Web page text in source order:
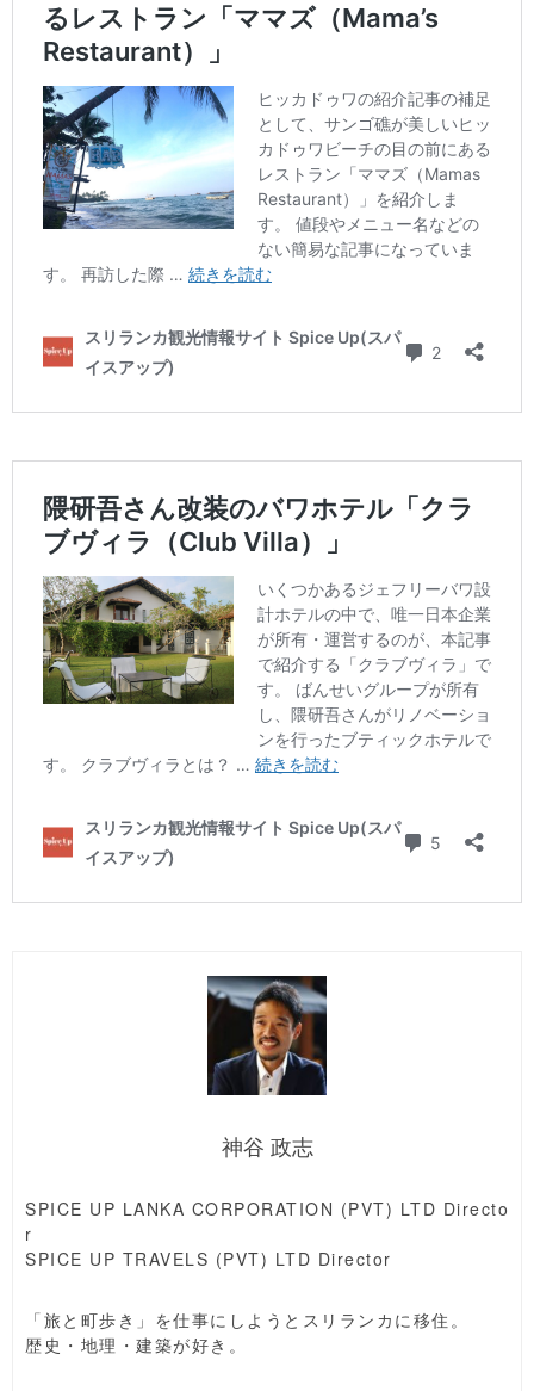
神谷 政志
SPICE UP LANKA CORPORATION (PVT) LTD Directo
r
SPICE UP TRAVELS (PVT) LTD Director
「旅と町歩き」を仕事にしようとスリランカに移住。
歴史・地理・建築が好き。